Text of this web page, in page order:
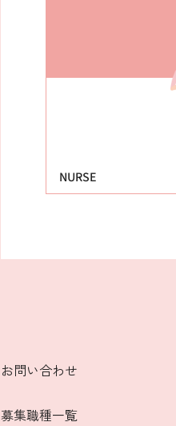
NURSE
お問い合わせ
募集職種一覧